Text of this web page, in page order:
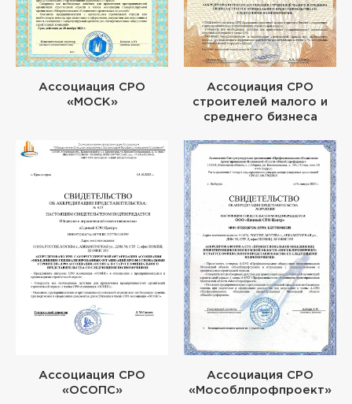
Ассоциация СРО
«МОСК»
Ассоциация СРО
строителей малого и
среднего бизнеса
Ассоциация СРО
«ОСОПС»
Ассоциация СРО
«Мособлпрофпроект»